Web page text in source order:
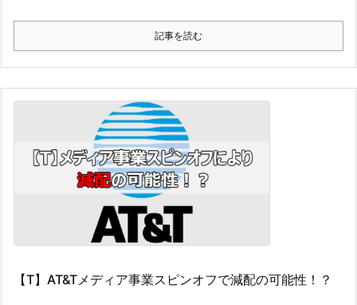
記事を読む
【T】AT&Tメディア事業スピンオフで減配の可能性！？